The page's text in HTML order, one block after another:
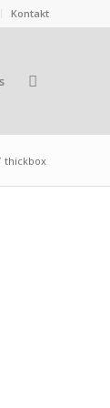
Kontakt
thickbox